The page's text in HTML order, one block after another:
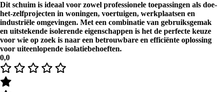
Dit schuim is ideaal voor zowel professionele toepassingen als doe-
het-zelfprojecten in woningen, voertuigen, werkplaatsen en
industriële omgevingen. Met een combinatie van gebruiksgemak
en uitstekende isolerende eigenschappen is het de perfecte keuze
voor wie op zoek is naar een betrouwbare en efficiënte oplossing
voor uiteenlopende isolatiebehoeften.
0,0